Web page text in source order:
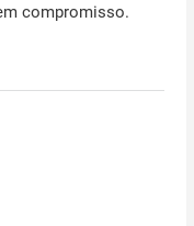
compromisso.